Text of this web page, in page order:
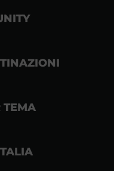
TEMA